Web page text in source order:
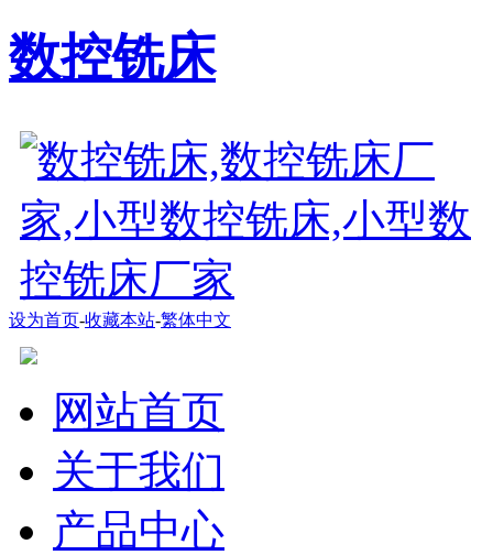
数控铣床
设为首页-收藏本站-繁体中文
网站首页
关于我们
产品中心